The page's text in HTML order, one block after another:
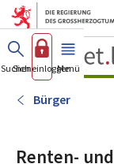
Suchen
Sich einloggen
Menü Haupt-
Bürger
Renten-